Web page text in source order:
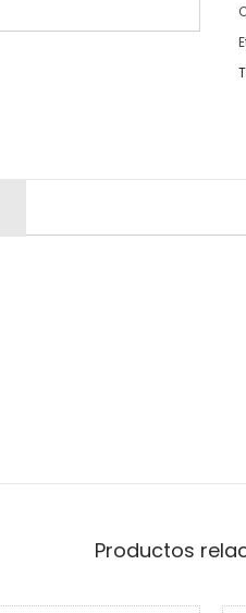
Productos